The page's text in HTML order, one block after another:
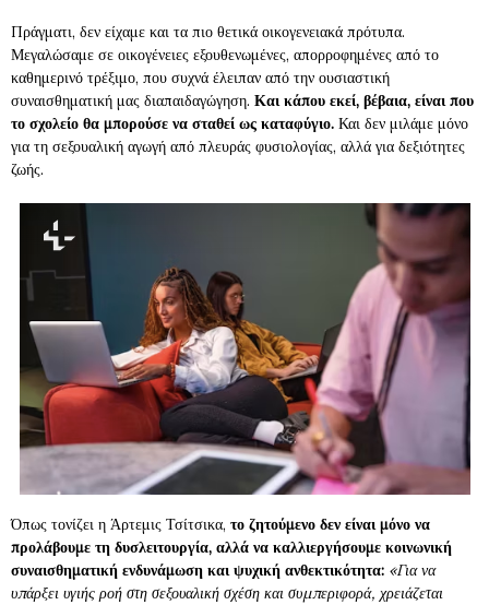
Πράγματι, δεν είχαμε και τα πιο θετικά οικογενειακά πρότυπα.
Μεγαλώσαμε σε οικογένειες εξουθενωμένες, απορροφημένες από το
καθημερινό τρέξιμο, που συχνά έλειπαν από την ουσιαστική
συναισθηματική μας διαπαιδαγώγηση. Και κάπου εκεί, βέβαια, είναι που
το σχολείο θα μπορούσε να σταθεί ως καταφύγιο. Και δεν μιλάμε μόνο
για τη σεξουαλική αγωγή από πλευράς φυσιολογίας, αλλά για δεξιότητες
ζωής.
Όπως τονίζει η Άρτεμις Τσίτσικα, το ζητούμενο δεν είναι μόνο να
προλάβουμε τη δυσλειτουργία, αλλά να καλλιεργήσουμε κοινωνική
συναισθηματική ενδυνάμωση και ψυχική ανθεκτικότητα: «Για να
υπάρξει υγιής ροή στη σεξουαλική σχέση και συμπεριφορά, χρειάζεται